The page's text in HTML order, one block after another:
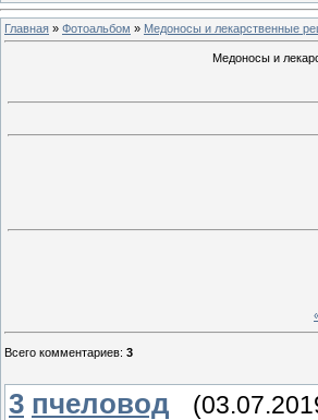
Главная » Фотоальбом » Медоносы и лекарственные
Медоносы и
Всего комментариев: 3
3 пчеловод